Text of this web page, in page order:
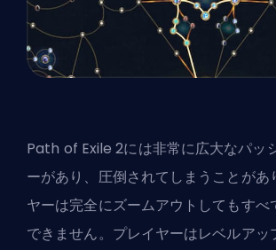
Path of Exile 2には非常に広大なパッ
ーがあり、圧倒されてしまうことがあ
ヤーは完全にズームアウトしてもすべ
できません。プレイヤーはレベルアッ